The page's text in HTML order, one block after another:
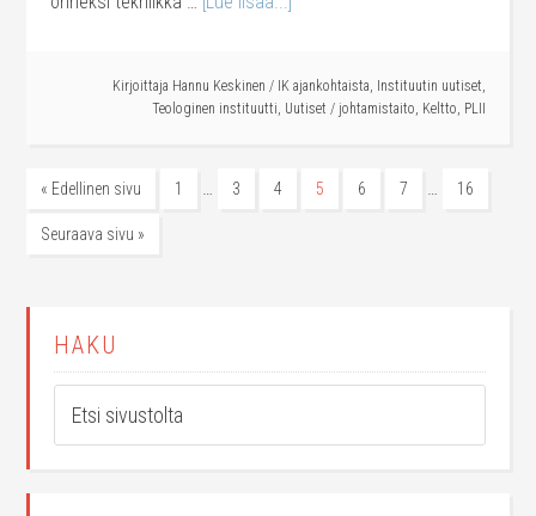
Kirjoittaja Hannu Keskinen / IK ajankohtaista, Instituutin uutiset,
Teologinen instituutti, Uutiset / johtamistaito, Keltto, PLII
« Edellinen sivu 1 … 3 4 5 6 7 … 16
Seuraava sivu »
HAKU